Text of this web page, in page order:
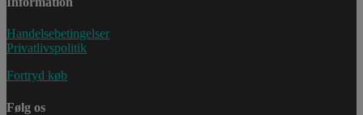
Handelsebetingelser
Privatlivspolitik
Fortryd køb
Følg os